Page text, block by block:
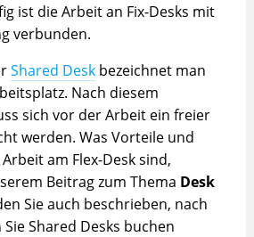
ist die Arbeit an Fix-Desks mit
verbunden.
Shared Deskbezeichnet man
Nach diesem
sich vor der Arbeit ein freier
werden. Was Vorteile und
am Flex-Desk sind,
Beitrag zum Thema Desk
Sie auch beschrieben, nach
Shared Desks buchen